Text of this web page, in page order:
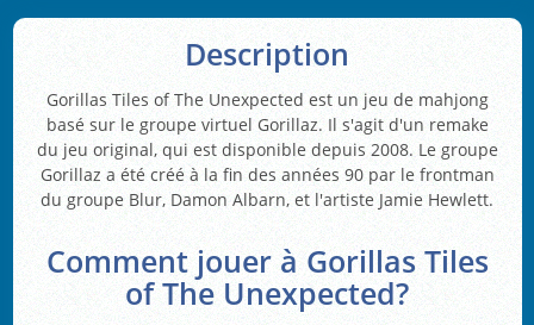
Description
Gorillas Tiles of The Unexpected est un jeu de mahjong
basé sur le groupe virtuel Gorillaz. Il s'agit d'un remake
du jeu original, qui est disponible depuis 2008. Le groupe
Gorillaz a été créé à la fin des années 90 par le frontman
du groupe Blur, Damon Albarn, et l'artiste Jamie Hewlett.
Comment jouer à Gorillas Tiles
of The Unexpected?